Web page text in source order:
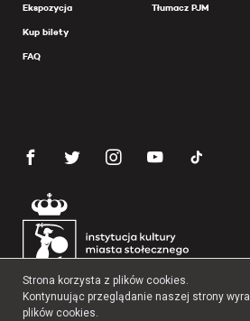
Ekspozycja
Kup bilety
FAQ
Tłumacz PJM
Strona korzysta z plików cookies.
Kontynuując przeglądanie naszej strony
plików cookies.